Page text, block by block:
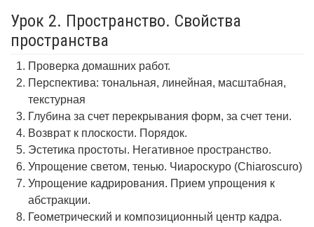
Урок 2. Пространство. Свойства
пространства
Проверка домашних работ.
Перспектива: тональная, линейная, масштабная,
текстурная
Глубина за счет перекрывания форм, за счет тени.
Возврат к плоскости. Порядок.
Эстетика простоты. Негативное пространство.
Упрощение светом, тенью. Чиароскуро (Chiaroscuro)
Упрощение кадрирования. Прием упрощения к
абстракции.
Геометрический и композиционный центр кадра.